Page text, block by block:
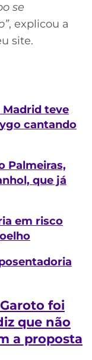
se
, explicou a
site.
Madrid teve
cantando
Palmeiras,
que já
em risco
foi
que não
a proposta